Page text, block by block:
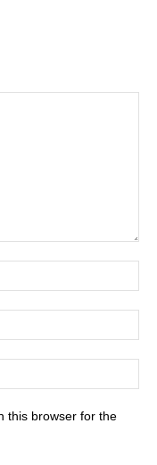
this browser for the